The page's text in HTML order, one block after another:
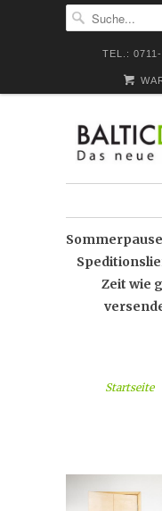
TEL.:
Zeit wie
Startseite